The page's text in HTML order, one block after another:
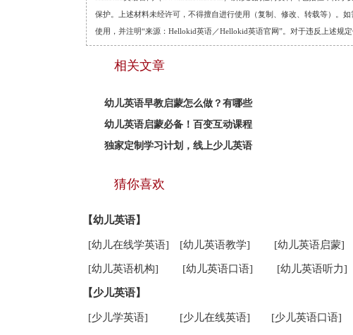
保护。上述材料未经许可，不得擅自进行使用（复制、修改、转载等）。
使用，并注明“来源：Hellokid英语／Hellokid英语官网”。对于违反上述规
相关文章
幼儿英语早教启蒙怎么做？有哪些
幼儿英语启蒙必备！百变互动课程
独家定制学习计划，线上少儿英语
猜你喜欢
【幼儿英语】
[幼儿在线学英语] [幼儿英语教学] [幼儿英语启蒙]
[幼儿英语机构] [幼儿英语口语] [幼儿英语听力]
【少儿英语】
[少儿学英语] [少儿在线英语] [少儿英语口语]